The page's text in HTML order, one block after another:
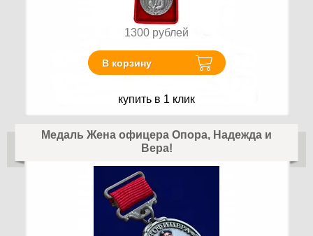
1300 рублей
В корзину
купить в 1 клик
Медаль Жена офицера Опора, Надежда и
Вера!